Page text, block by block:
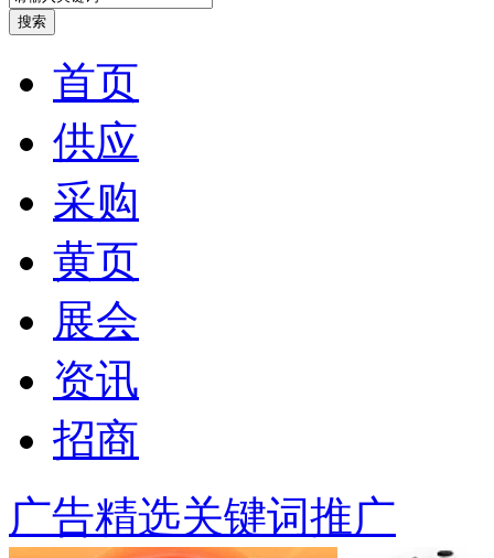
首页
供应
采购
黄页
展会
资讯
招商
广告精选关键词推广